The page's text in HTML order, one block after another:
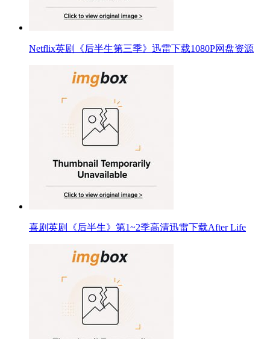
Netflix英剧《后半生第三季》迅雷下载1080P网盘资源
喜剧英剧《后半生》第1~2季高清迅雷下载After Life